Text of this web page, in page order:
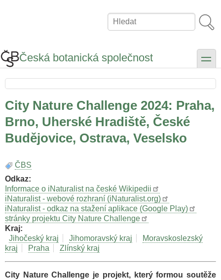
Hledat
Česká botanická společnost toggle
City Nature Challenge 2024: Praha,
Brno, Uherské Hradiště, České
Budějovice, Ostrava, Veselsko
ČBS
Odkaz
Informace o iNaturalist na české Wikipedii
iNaturalist - webové rozhraní (iNaturalist.org)
iNaturalist - odkaz na stažení aplikace (Google Play)
stránky projektu City Nature Challenge
Kraj
Jihočeský kraj
Jihomoravský kraj
Moravskoslezský
kraj
Praha Zlínský kraj
City Nature Challenge je projekt, který formou soutěže